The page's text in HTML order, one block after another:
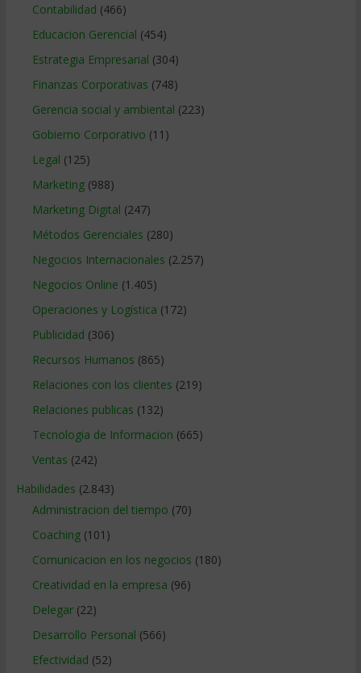
Contabilidad (466)
Educacion Gerencial (454)
Estrategia Empresarial (304)
Finanzas Corporativas (748)
Gerencia social y ambiental (223)
Gobierno Corporativo (11)
Legal (125)
Marketing(988)
Marketing Digital (247)
Métodos Gerenciales (280)
Negocios Internacionales (2.257)
Negocios Online (1.405)
Operaciones y Logística (172)
Publicidad (306)
Recursos Humanos (865)
Relaciones con los clientes (219)
Relaciones publicas (132)
Tecnologia de Informacion (665)
Ventas (242)
Habilidades (2.843)
Administracion del tiempo (70)
Coaching(101)
Comunicacion en los negocios (180)
Creatividad en la empresa (96)
Delegar(22)
Desarrollo Personal (566)
Efectividad (52)